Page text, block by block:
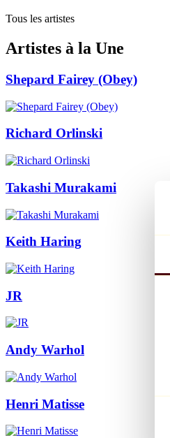
Tous les artistes
Artistes à la Une
Shepard Fairey (Obey)
Richard Orlinski
Takashi Murakami
Keith Haring
JR
Andy Warhol
Henri Matisse